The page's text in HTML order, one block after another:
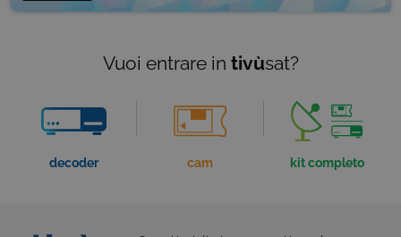
Vuoi entrare in tivùsat?
decoder cam kit completo